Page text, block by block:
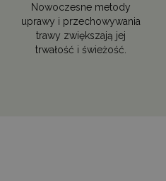
Nowoczesne metody
uprawy i przechowywania
trawy zwiększają jej
trwałość i świeżość.